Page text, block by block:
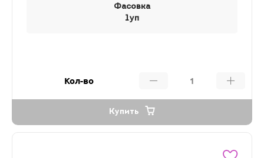
Фасовка
1уп
Кол-во
Купить